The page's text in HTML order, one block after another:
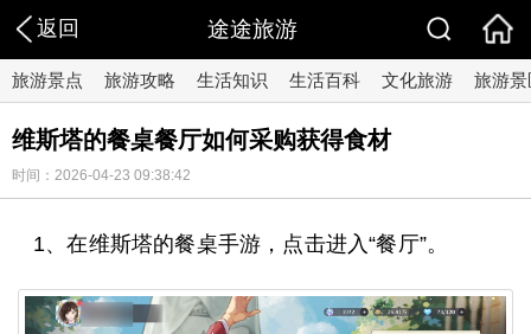
返回 途途旅游
旅游景点 旅游攻略 生活知识 生活百科 文化旅游 旅游景
维斯塔的餐桌餐厅如何采购获得食材
时间：2026-04-23 09:38:42
1、在维斯塔的餐桌手游，点击进入“餐厅”。